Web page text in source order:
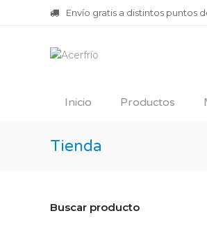
Envío gratis a distintos puntos
Inicio Productos
Tienda
Buscar producto